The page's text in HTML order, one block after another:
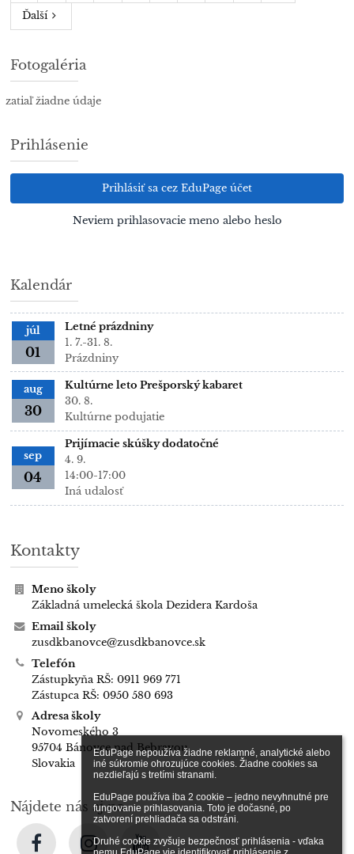
EduPage nepoužíva žiadne reklamné, analytické alebo
iné súkromie ohrozujúce cookies. Žiadne cookies sa
nezdieľajú s tretími stranami.
EduPage používa iba 2 cookie – jedno nevyhnutné pre
fungovanie prihlasovania. Toto je dočasné, po
zatvorení prehliadača sa odstráni.
Druhé cookie zvyšuje bezpečnosť prihlásenia - vďaka
tábor,
03.07.2026:
Ďalší
Fotogaléria
zatiaľ žiadne údaje
Prihlásenie
Prihlásiť sa cez EduPage účet
Neviem prihlasovacie meno alebo heslo
Kalendár
júl
01
Letné prázdniny
1. 7.-31. 8.
Prázdniny
aug
30
Kultúrne leto Prešporský kabaret
30. 8.
Kultúrne podujatie
sep
04
Prijímacie skúšky dodatočné
4. 9.
14:00-17:00
Iná udalosť
Kontakty
Meno školy
Základná umelecká škola Dezidera Kardoša
Email školy
zusdkbanovce@zusdkbanovce.sk
Telefón
Zástupkyňa RŠ: 0911 969 771
Zástupca RŠ: 0950 580 693
Adresa školy
Novomeského 3
95704 Bánovce nad Bebravou
Slovakia
Nájdete nás aj na